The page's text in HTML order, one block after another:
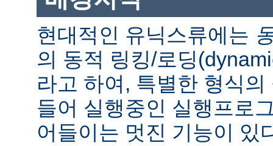
현대적인 유닉스류에는
의 동적 링킹/로딩
라고 하여, 특별한 형식
들어 실행중인 실행프로
어들이는 멋진 기능이 있